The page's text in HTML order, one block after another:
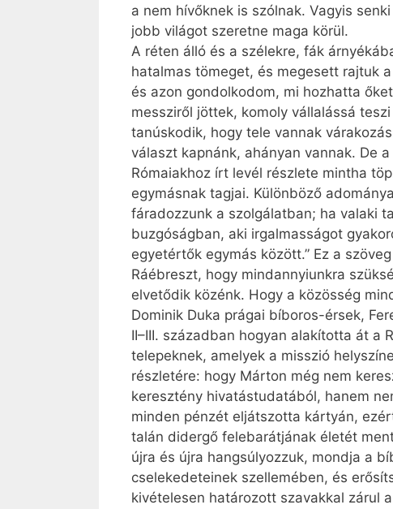
a nem hívőknek is szólnak. Vagyis
jobb világot szeretne maga körül.
A réten álló és a szélekre, fák
hatalmas tömeget, és megesett rajtuk
és azon gondolkodom, mi hozhatta
messziről jöttek, komoly vállalássá
tanúskodik, hogy tele vannak
választ kapnánk, ahányan vannak. De
Rómaiakhoz írt levél részlete mintha
egymásnak tagjai. Különböző
fáradozzunk a szolgálatban; ha valaki
buzgóságban, aki irgalmasságot
egyetértők egymás között.” Ez a
Ráébreszt, hogy mind­annyi­unkra
elvetődik közénk. Hogy a közösség
Dominik Duka prágai bíboros-érsek,
II–III. században hogyan alakította át a
telepeknek, amelyek a misszió
részletére: hogy Márton még nem
keresztény hivatástudatából, hanem
minden pénzét eljátszotta kártyán,
talán didergő felebarátjának életét
újra és újra hangsúlyozzuk, mondja a
cselekedeteinek szellemében, és
kivételesen határozott szavakkal zárul